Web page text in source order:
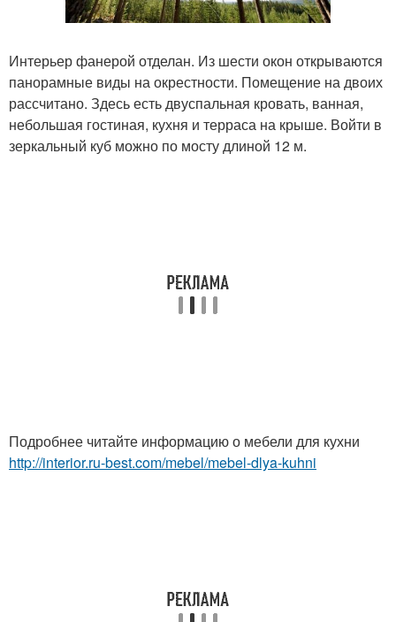
Интерьер фанерой отделан. Из шести окон открываются
панорамные виды на окрестности. Помещение на двоих
рассчитано. Здесь есть двуспальная кровать, ванная,
небольшая гостиная, кухня и терраса на крыше. Войти в
зеркальный куб можно по мосту длиной 12 м.
Подробнее читайте информацию о мебели для кухни
http://interior.ru-best.com/mebel/mebel-dlya-kuhni